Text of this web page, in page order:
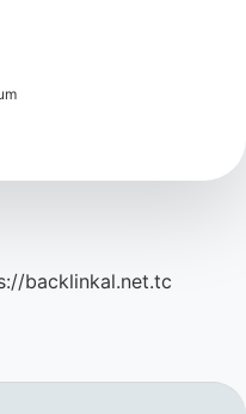
backlinkal.net.tc